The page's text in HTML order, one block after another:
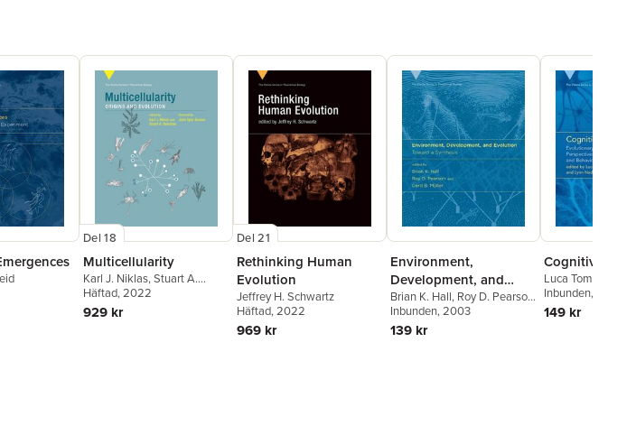
Del 18
Multicellularity
Karl J. Niklas,Stuart A.
Newman
Häftad, 2022
929 kr
Del 21
Rethinking Human
Evolution
Jeffrey H. Schwartz
Häftad, 2022
969 kr
Environment,
Development, and
Evolution
Brian K. Hall, Roy D. Pearson,
Gerd B. Müller
Inbunden, 2003
139 kr
Cognitive
Luca Tommasi
Peterson,
Inbunden, 2009
149 kr